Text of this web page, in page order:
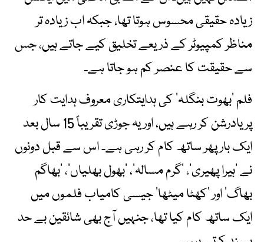
زیادہ حقیقی محسوس ہوتا تھا، جبکہ اب زیادہ تر
مناظر کمپیوٹر کے ذریعے تخلیق کیے جاتے ہیں، جس
سے حقیقت کا عنصر کم ہو جاتا ہے۔
فلم ’بھوت بنگلہ‘ کی ہدایتکاری معروف ہدایت کار
پریادرشن کر رہے ہیں، اور یہ جوڑی تقریباً 15 سال بعد
ایک بار پھر ساتھ کام کر رہی ہے۔ اس سے قبل دونوں
نے ’ہیرا پھیری‘، ’گرم مسالہ‘، ’بھول بھلیاں‘، ’بھاگم
بھاگ‘ اور ’کھٹا میٹھا‘ جیسی کامیاب فلموں میں
ایک ساتھ کام کیا تھا، جنہیں آج بھی شائقین بے حد